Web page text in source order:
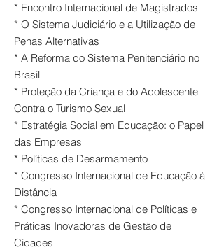
* Encontro Internacional de Magistrados
* O Sistema Judiciário e a Utilização de
Penas Alternativas
* A Reforma do Sistema Penitenciário no
Brasil
* Proteção da Criança e do Adolescente
Contra o Turismo Sexual
* Estratégia Social em Educação: o Papel
das Empresas
* Políticas de Desarmamento
* Congresso Internacional de Educação à
Distância
* Congresso Internacional de Políticas e
Práticas Inovadoras de Gestão de
Cidades